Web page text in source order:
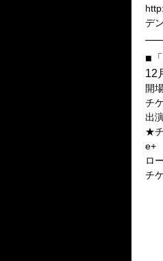
デ
■
12
開
チ
出
★
e+
ロ
チ